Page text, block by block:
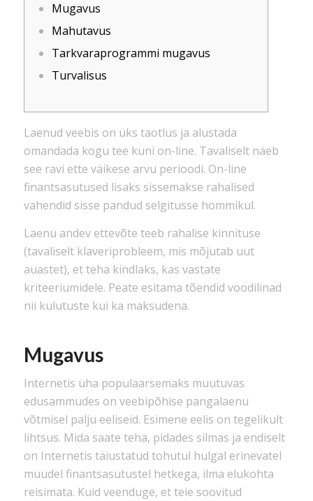
Mugavus
Mahutavus
Tarkvaraprogrammi mugavus
Turvalisus
Laenud veebis on üks taotlus ja alustada
omandada kogu tee kuni on-line. Tavaliselt näeb
see ravi ette väikese arvu perioodi. On-line
finantsasutused lisaks sissemakse rahalised
vahendid sisse pandud selgitusse hommikul.
Laenu andev ettevõte teeb rahalise kinnituse
(tavaliselt klaveriprobleem, mis mõjutab uut
auastet), et teha kindlaks, kas vastate
kriteeriumidele. Peate esitama tõendid voodilinad
nii kulutuste kui ka maksudena.
Mugavus
Internetis üha populaarsemaks muutuvas
edusammudes on veebipõhise pangalaenu
võtmisel palju eeliseid. Esimene eelis on tegelikult
lihtsus. Mida saate teha, pidades silmas ja endiselt
on Internetis täiustatud tohutul hulgal erinevatel
muudel finantsasutustel hetkega, ilma elukohta
reisimata. Kuid veenduge, et teie soovitud